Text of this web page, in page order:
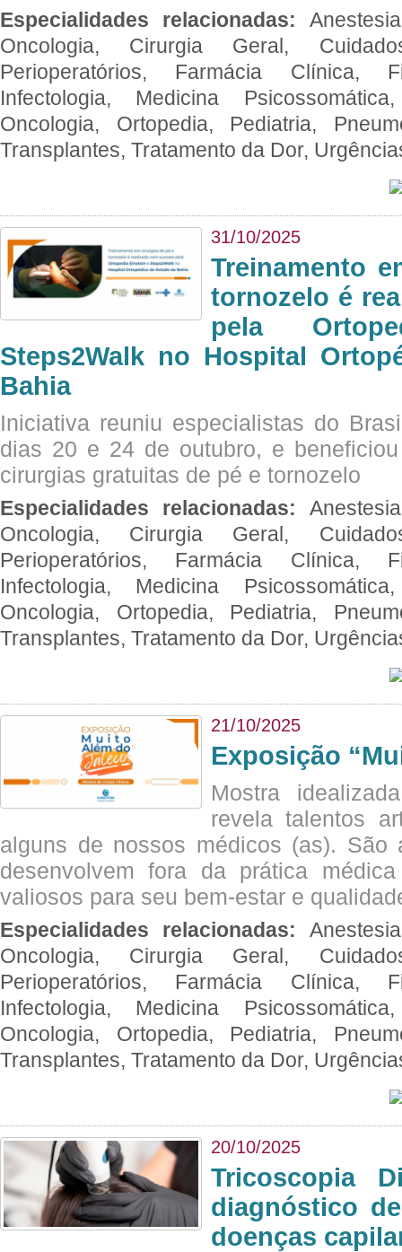
Especialidades relacionadas:
Oncologia, Cirurgia Geral,
Perioperatórios, Farmácia Clínica,
Infectologia, Medicina
Oncologia, Ortopedia, Pediatria,
Transplantes, Tratamento da Dor,
31/10/2025
Treinamento
tornozelo é
pela
Steps2Walk no Hospital
Bahia
Iniciativa reuniu especialistas do
dias 20 e 24 de outubro, e
cirurgias gratuitas de pé e tornozelo
Especialidades relacionadas:
Oncologia, Cirurgia Geral,
Perioperatórios, Farmácia Clínica,
Infectologia, Medicina
Oncologia, Ortopedia, Pediatria,
Transplantes, Tratamento da Dor,
21/10/2025
Exposição
Mostra
revela talentos
alguns de nossos médicos (as). São
desenvolvem fora da prática
valiosos para seu bem-estar e
Especialidades relacionadas:
Oncologia, Cirurgia Geral,
Perioperatórios, Farmácia Clínica,
Infectologia, Medicina
Oncologia, Ortopedia, Pediatria,
Transplantes, Tratamento da Dor,
20/10/2025
Tricoscopia
diagnóstico
doenças